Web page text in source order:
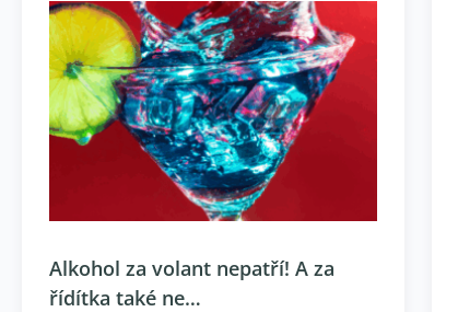
Alkohol za volant nepatří! A za
řídítka také ne…